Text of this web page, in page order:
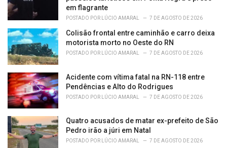
s
:
em flagrante
POSTADO POR LÚCIO AMARAL 7 DE AGOSTO DE 2026
Colisão frontal entre caminhão e carro deixa
motorista morto no Oeste do RN
POSTADO POR LÚCIO AMARAL 7 DE AGOSTO DE 2026
Acidente com vítima fatal na RN-118 entre
Pendências e Alto do Rodrigues
POSTADO POR LÚCIO AMARAL 7 DE AGOSTO DE 2026
Quatro acusados de matar ex-prefeito de São
Pedro irão a júri em Natal
POSTADO POR LÚCIO AMARAL 7 DE AGOSTO DE 2026